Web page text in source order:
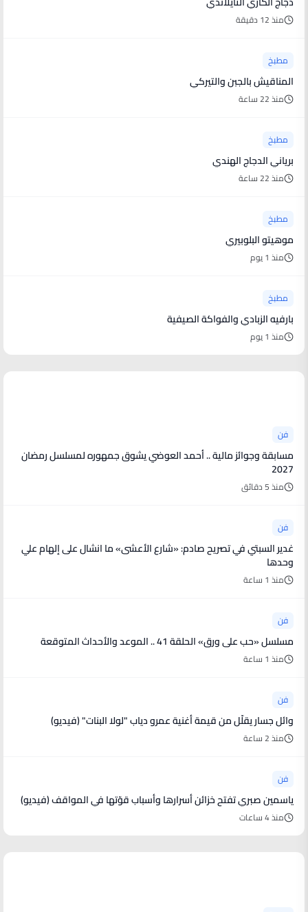
منذ 12 دقيقة
مطبخ
المناقيش بالجبن والتيركي
منذ 22 ساعة
مطبخ
برياني الدجاج الهندي
منذ 22 ساعة
مطبخ
موهيتو البلوبيري
منذ 1 يوم
مطبخ
بارفيه الزبادي والفواكة الصيفية
منذ 1 يوم
فن
مسابقة وجوائز مالية .. أحمد العوضي يشوق جمهوره لمسلسل رمضان
2027
منذ 5 دقائق
فن
غدير السبتي في تصريح صادم: «شارع الأعشى» ما انشال على إلهام علي
وحدها
منذ 1 ساعة
فن
مسلسل «حب على ورق» الحلقة 41 .. الموعد والأحداث المتوقعة
منذ 1 ساعة
فن
وائل جسار يقلّل من قيمة أغنية عمرو دياب "لولا البنات" (فيديو)
منذ 2 ساعة
فن
ياسمين صبري تفتح خزائن أسرارها وأسباب قوّتها في المواقف (فيديو)
منذ 4 ساعات